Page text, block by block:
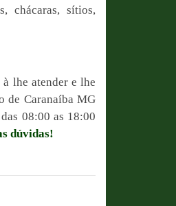
chácaras, sítios,
lhe atender e lhe
de Caranaíba MG
08:00 as 18:00
dúvidas!